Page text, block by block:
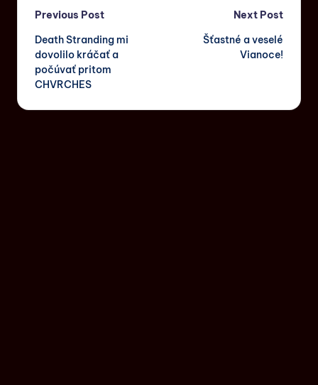
Previous Post
Death Stranding mi
dovolilo kráčať a
počúvať pritom
CHVRCHES
Next Post
Šťastné a veselé
Vianoce!